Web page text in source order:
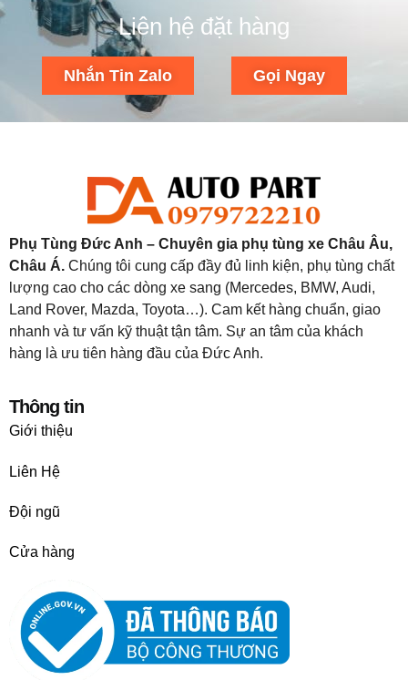
Liên hệ đặt hàng
Nhắn Tin Zalo Gọi Ngay
Phụ Tùng Đức Anh – Chuyên gia phụ tùng xe Châu Âu,
Châu Á. Chúng tôi cung cấp đầy đủ linh kiện, phụ tùng chất
lượng cao cho các dòng xe sang (Mercedes, BMW, Audi,
Land Rover, Mazda, Toyota…). Cam kết hàng chuẩn, giao
nhanh và tư vấn kỹ thuật tận tâm. Sự an tâm của khách
hàng là ưu tiên hàng đầu của Đức Anh.
Thông tin
Giới thiệu
Liên Hệ
Đội ngũ
Cửa hàng